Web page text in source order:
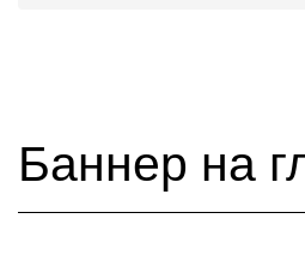
Баннер на